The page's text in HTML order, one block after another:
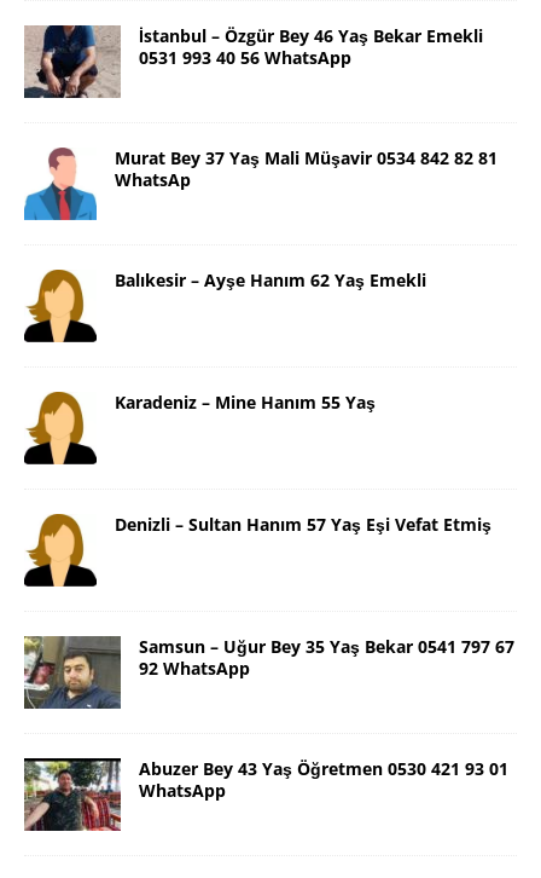
İstanbul – Özgür Bey 46 Yaş Bekar Emekli
0531 993 40 56 WhatsApp
Murat Bey 37 Yaş Mali Müşavir 0534 842 82 81
WhatsAp
Balıkesir – Ayşe Hanım 62 Yaş Emekli
Karadeniz – Mine Hanım 55 Yaş
Denizli – Sultan Hanım 57 Yaş Eşi Vefat Etmiş
Samsun – Uğur Bey 35 Yaş Bekar 0541 797 67
92 WhatsApp
Abuzer Bey 43 Yaş Öğretmen 0530 421 93 01
WhatsApp